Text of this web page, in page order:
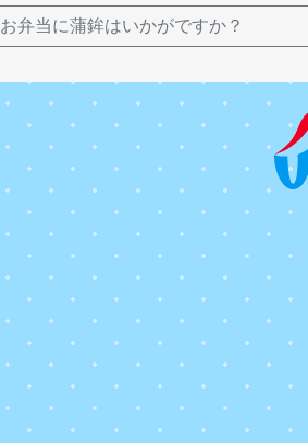
お弁当に蒲鉾はいかがですか？